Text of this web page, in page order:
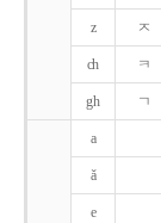
z ㅈ
ch ㅋ
gh ㄱ
a
ǎ
e